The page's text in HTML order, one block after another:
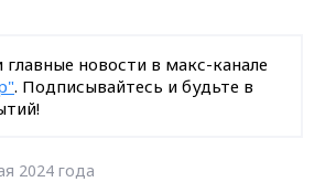
новости в макс-канале
. Подписывайтесь и будьте в
2024 года